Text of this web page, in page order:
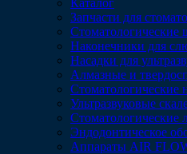
Каталог
Запчасти для
Стоматологические
Наконечники для
Насадки для
Алмазные и
Стоматологические
Ультразвуковые
Стоматологические
Эндодонтическое
Аппараты AIR